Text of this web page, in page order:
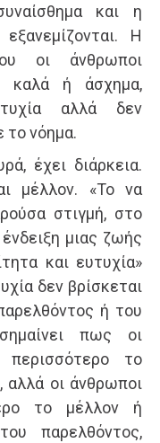
και η
Η
οι άνθρωποι
καλά ή άσχημα,
αλλά δεν
το νόημα.
έχει διάρκεια.
μέλλον. «Το να
στιγμή, στο
μιας ζωής
και ευτυχία»
δεν βρίσκεται
ή του
πως οι
το
αλλά οι άνθρωποι
το μέλλον ή
παρελθόντος,